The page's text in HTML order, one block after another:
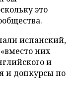
это
испанский,
них
и
и допкурсы по